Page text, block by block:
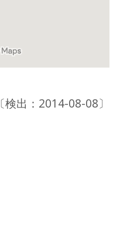
〔検出：2014-08-08〕